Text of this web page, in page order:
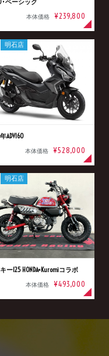
･ベーシック
本体価格 ¥239,800
ADV160
本体価格 ¥528,000
明石店
ー125 HONDA×Kuromiコラボ
本体価格 ¥493,000
明石店